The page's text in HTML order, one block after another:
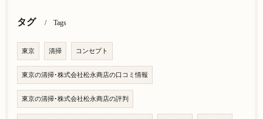
タグ Tags
東京 清掃 コンセプト
東京の清掃･株式会社松永商店の口コミ情報
東京の清掃･株式会社松永商店の評判